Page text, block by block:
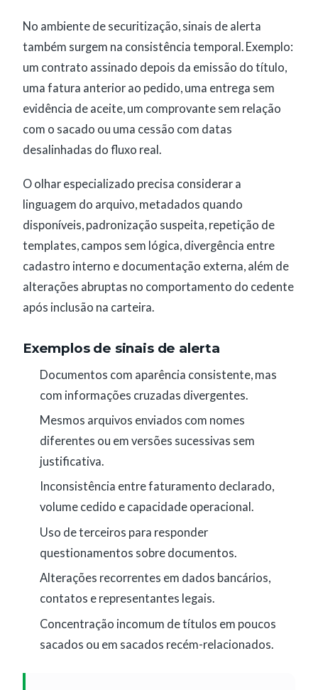
No ambiente de securitização, sinais de alerta
também surgem na consistência temporal. Exemplo:
um contrato assinado depois da emissão do título,
uma fatura anterior ao pedido, uma entrega sem
evidência de aceite, um comprovante sem relação
com o sacado ou uma cessão com datas
desalinhadas do fluxo real.
O olhar especializado precisa considerar a
linguagem do arquivo, metadados quando
disponíveis, padronização suspeita, repetição de
templates, campos sem lógica, divergência entre
cadastro interno e documentação externa, além de
alterações abruptas no comportamento do cedente
após inclusão na carteira.
Exemplos de sinais de alerta
Documentos com aparência consistente, mas
com informações cruzadas divergentes.
Mesmos arquivos enviados com nomes
diferentes ou em versões sucessivas sem
justificativa.
Inconsistência entre faturamento declarado,
volume cedido e capacidade operacional.
Uso de terceiros para responder
questionamentos sobre documentos.
Alterações recorrentes em dados bancários,
contatos e representantes legais.
Concentração incomum de títulos em poucos
sacados ou em sacados recém-relacionados.